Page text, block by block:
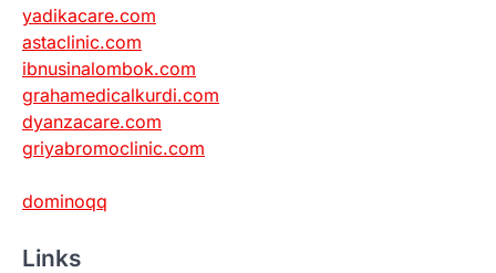
yadikacare.com
astaclinic.com
ibnusinalombok.com
grahamedicalkurdi.com
dyanzacare.com
griyabromoclinic.com
dominoqq
Links